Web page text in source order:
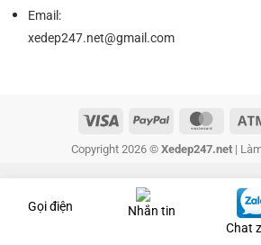
Email:
xedep247.net@gmail.com
Copyright 2026 © Xedep247.net|
Gọi điện
Nhắn tin
Chat